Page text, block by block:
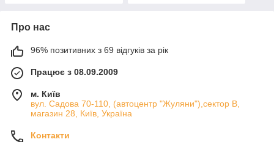
Про нас
96% позитивних з 69 відгуків за рік
Працює з 08.09.2009
м. Київ
вул. Садова 70-110, (автоцентр "Жуляни"),сектор В,
магазин 28, Київ, Україна
Контакти